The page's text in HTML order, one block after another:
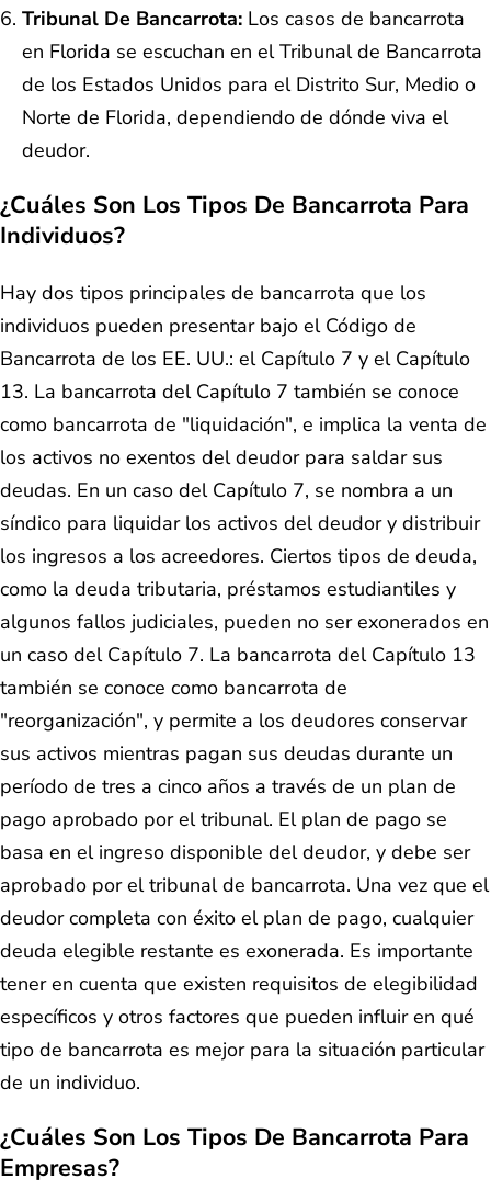
Tribunal De Bancarrota: Los casos de bancarrota
en Florida se escuchan en el Tribunal de Bancarrota
de los Estados Unidos para el Distrito Sur, Medio o
Norte de Florida, dependiendo de dónde viva el
deudor.
¿Cuáles Son Los Tipos De Bancarrota Para
Individuos?
Hay dos tipos principales de bancarrota que los
individuos pueden presentar bajo el Código de
Bancarrota de los EE. UU.: el Capítulo 7 y el Capítulo
13. La bancarrota del Capítulo 7 también se conoce
como bancarrota de "liquidación", e implica la venta de
los activos no exentos del deudor para saldar sus
deudas. En un caso del Capítulo 7, se nombra a un
síndico para liquidar los activos del deudor y distribuir
los ingresos a los acreedores. Ciertos tipos de deuda,
como la deuda tributaria, préstamos estudiantiles y
algunos fallos judiciales, pueden no ser exonerados en
un caso del Capítulo 7. La bancarrota del Capítulo 13
también se conoce como bancarrota de
"reorganización", y permite a los deudores conservar
sus activos mientras pagan sus deudas durante un
período de tres a cinco años a través de un plan de
pago aprobado por el tribunal. El plan de pago se
basa en el ingreso disponible del deudor, y debe ser
aprobado por el tribunal de bancarrota. Una vez que el
deudor completa con éxito el plan de pago, cualquier
deuda elegible restante es exonerada. Es importante
tener en cuenta que existen requisitos de elegibilidad
específicos y otros factores que pueden influir en qué
tipo de bancarrota es mejor para la situación particular
de un individuo.
¿Cuáles Son Los Tipos De Bancarrota Para
Empresas?